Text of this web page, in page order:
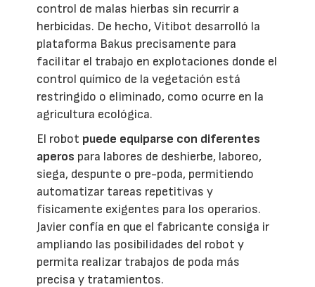
control de malas hierbas sin recurrir a
herbicidas. De hecho, Vitibot desarrolló la
plataforma Bakus precisamente para
facilitar el trabajo en explotaciones donde el
control químico de la vegetación está
restringido o eliminado, como ocurre en la
agricultura ecológica.
El robot puede equiparse con diferentes
aperos para labores de deshierbe, laboreo,
siega, despunte o pre-poda, permitiendo
automatizar tareas repetitivas y
físicamente exigentes para los operarios.
Javier confía en que el fabricante consiga ir
ampliando las posibilidades del robot y
permita realizar trabajos de poda más
precisa y tratamientos.